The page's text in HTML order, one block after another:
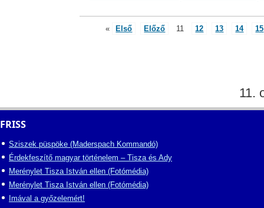
« Első Előző 11 12 13 14 15
11.
FRISS
Sziszek püspöke (Maderspach Kommandó)
Érdekfeszítő magyar történelem – Tisza és Ady
Merénylet Tisza István ellen (Fotómédia)
Merénylet Tisza István ellen (Fotómédia)
Imával a győzelemért!